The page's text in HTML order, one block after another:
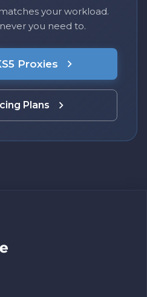
your workload.
you need to.
Proxies
Plans